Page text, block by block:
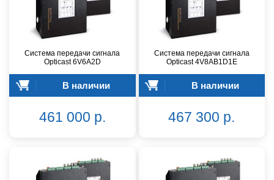
Система передачи сигнала
Opticast 6V6A2D
В наличии
461 000 р.
Система передачи сигнала
Opticast 4V8AB1D1E
В наличии
467 300 р.